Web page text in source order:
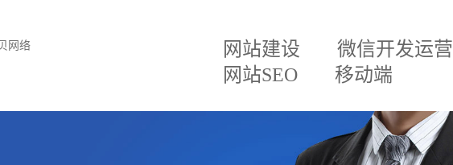
网站建设
微信开发运营
网站SEO
移动端